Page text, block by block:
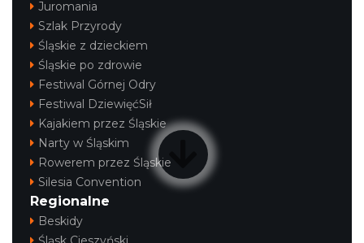
Juromania
Szlak Przyrody
Śląskie z dzieckiem
Śląskie po zdrowie
Festiwal Górnej Odry
Festiwal DziewięćSił
Kajakiem przez Śląskie
Narty w Śląskim
Rowerem przez Śląskie
Silesia Convention
Regionalne
Beskidy